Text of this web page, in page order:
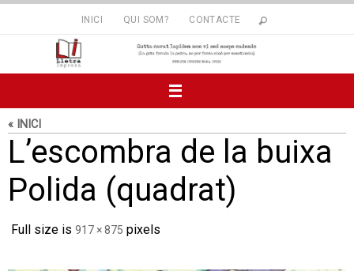
INICI QUI SOM? CONTACTE
« INICI
L’escombra de la buixa
Polida (quadrat)
Full size is 917 × 875 pixels